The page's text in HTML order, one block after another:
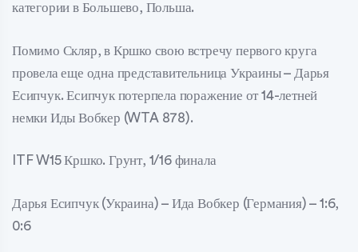
категории в Большево, Польша.
Помимо Скляр, в Кршко свою встречу первого круга
провела еще одна представительница Украины – Дарья
Есипчук. Есипчук потерпела поражение от 14-летней
немки Иды Вобкер (WTA 878).
ITF W15 Кршко. Грунт, 1/16 финала
Дарья Есипчук (Украина) – Ида Вобкер (Германия) – 1:6,
0:6